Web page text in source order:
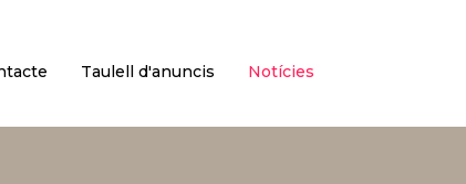
Taulell d'anuncis Notícies